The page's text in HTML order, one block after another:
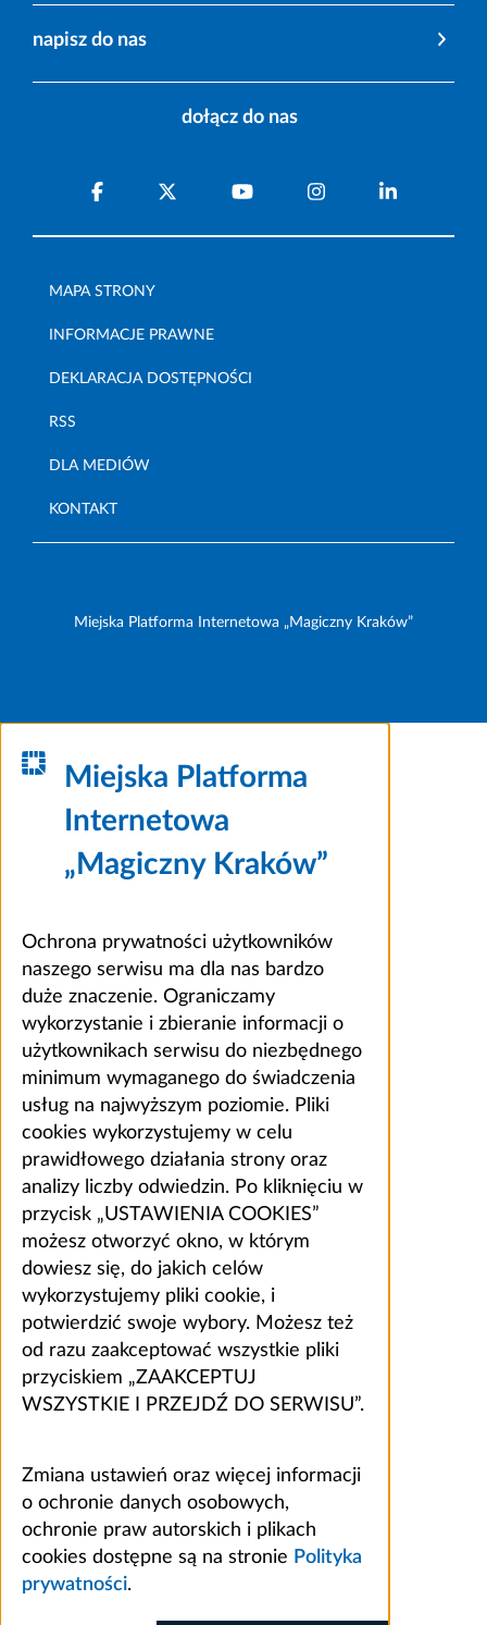
napisz do nas
dołącz do nas
MAPA STRONY
INFORMACJE PRAWNE
DEKLARACJA DOSTĘPNOŚCI
RSS
DLA MEDIÓW
KONTAKT
Miejska Platforma Internetowa „Magiczny Kraków”
Miejska Platforma
Internetowa
„Magiczny Kraków”
Ochrona prywatności użytkowników
naszego serwisu ma dla nas bardzo
duże znaczenie. Ograniczamy
wykorzystanie i zbieranie informacji o
użytkownikach serwisu do niezbędnego
minimum wymaganego do świadczenia
usług na najwyższym poziomie. Pliki
cookies wykorzystujemy w celu
prawidłowego działania strony oraz
analizy liczby odwiedzin. Po kliknięciu w
przycisk „USTAWIENIA COOKIES”
możesz otworzyć okno, w którym
dowiesz się, do jakich celów
wykorzystujemy pliki cookie, i
potwierdzić swoje wybory. Możesz też
od razu zaakceptować wszystkie pliki
przyciskiem „ZAAKCEPTUJ
WSZYSTKIE I PRZEJDŹ DO SERWISU”.
Zmiana ustawień oraz więcej informacji
o ochronie danych osobowych,
ochronie praw autorskich i plikach
cookies dostępne są na stronie Polityka
prywatności.